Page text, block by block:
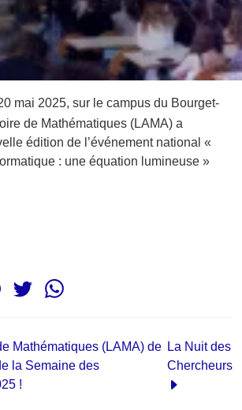
mai 2025, sur le campus du Bourget-
de Mathématiques (LAMA) a
édition de l’événement national «
: une équation lumineuse »
Mathématiques (LAMA) de
la Semaine des
!
La Nuit des
Chercheurs